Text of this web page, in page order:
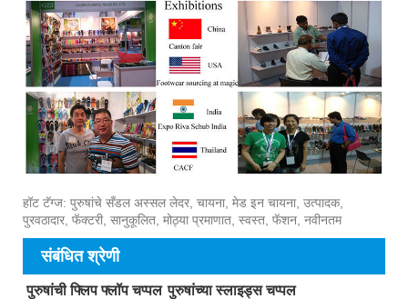
हॉट टॅग्ज: पुरुषांचे सँडल अस्सल लेदर, चायना, मेड इन चायना, उत्पादक,
पुरवठादार, फॅक्टरी, सानुकूलित, मोठ्या प्रमाणात, स्वस्त, फॅशन, नवीनतम
संबंधित श्रेणी
पुरुषांची फ्लिप फ्लॉप चप्पल पुरुषांच्या स्लाइड्स चप्पल